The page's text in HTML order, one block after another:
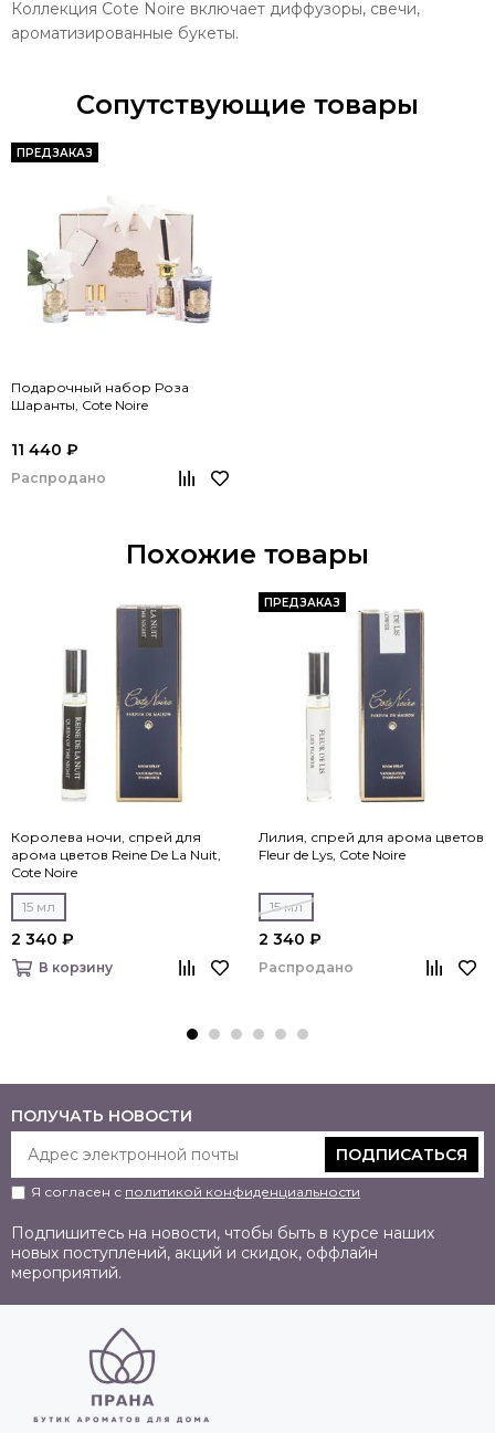
Коллекция Cote Noire включает диффузоры, свечи,
ароматизированные букеты.
Сопутствующие товары
ПРЕДЗАКАЗ
Подарочный набор Роза
Шаранты, Cote Noire
11 440 ₽
Распродано
Похожие товары
Королева ночи, спрей для
арома цветов Reine De La Nuit,
Cote Noire
15 мл
2 340 ₽
В корзину
ПРЕДЗАКАЗ
Лилия, спрей для арома цветов
Fleur de Lys, Cote Noire
15 мл
2 340 ₽
Распродано
ПОЛУЧАТЬ НОВОСТИ
ПОДПИСАТЬСЯ
Я согласен с политикой конфиденциальности
Подпишитесь на новости, чтобы быть в курсе наших
новых поступлений, акций и скидок, оффлайн
мероприятий.